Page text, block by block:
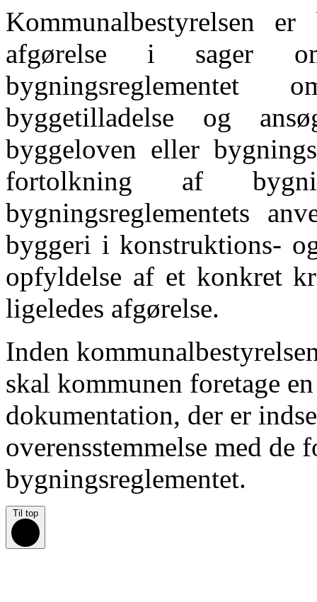
Kommunalbestyrelsen er
afgørelse
i sager
bygningsreglementet
byggetilladelse
og
byggeloven eller
fortolkning af
bygningsreglementets
byggeri i konstruktions-
opfyldelse af et konkret
ligeledes afgørelse.
Inden
skal kommunen foretage
dokumentation, der er
overensstemmelse med de
bygningsreglementet.
Til top